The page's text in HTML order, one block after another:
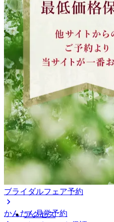
アニヴェルセ
アクセス
ブライダルフェア予約
かんたん見学予約